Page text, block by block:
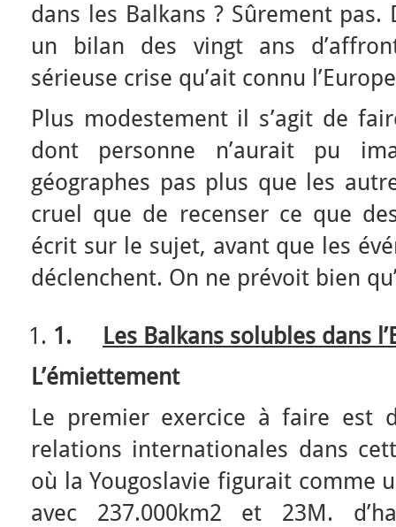
dans les Balkans ? Sûrement
un bilan des vingt ans
sérieuse crise qu’ait connu
Plus modestement il s’agit de
dont personne n’aurait pu
géographes pas plus que les
cruel que de recenser ce que
écrit sur le sujet, avant que les
déclenchent. On ne prévoit bien
1.
Les Balkans solubles dans
L’émiettement
Le premier exercice à faire est
relations internationales dans
où la Yougoslavie figurait comme
avec 237.000km2 et 23M.